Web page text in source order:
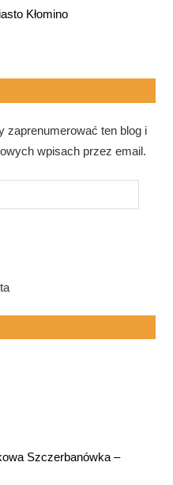
Kłomino
zaprenumerować ten blog i
wpisach przez email.
Szczerbanówka –